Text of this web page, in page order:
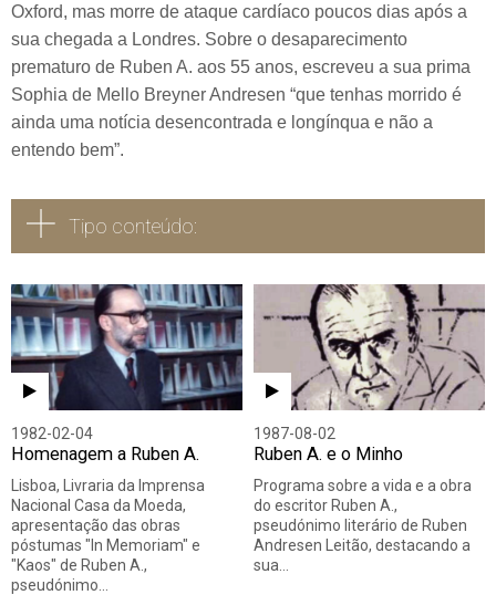
Oxford, mas morre de ataque cardíaco poucos dias após a
sua chegada a Londres. Sobre o desaparecimento
prematuro de Ruben A. aos 55 anos, escreveu a sua prima
Sophia de Mello Breyner Andresen “que tenhas morrido é
ainda uma notícia desencontrada e longínqua e não a
entendo bem”.
Tipo conteúdo:
Todos Vídeo Áudio
1982-02-04
Homenagem a Ruben A.
Lisboa, Livraria da Imprensa
Nacional Casa da Moeda,
apresentação das obras
póstumas "In Memoriam" e
"Kaos" de Ruben A.,
pseudónimo…
1987-08-02
Ruben A. e o Minho
Programa sobre a vida e a obra
do escritor Ruben A.,
pseudónimo literário de Ruben
Andresen Leitão, destacando a
sua…